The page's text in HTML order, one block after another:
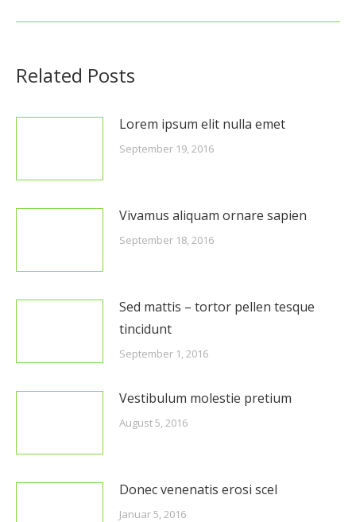
Related Posts
Lorem ipsum elit nulla emet
September 19, 2016
Vivamus aliquam ornare sapien
September 18, 2016
Sed mattis – tortor pellen tesque
tincidunt
September 1, 2016
Vestibulum molestie pretium
August 5, 2016
Donec venenatis erosi scel
Januar 5, 2016